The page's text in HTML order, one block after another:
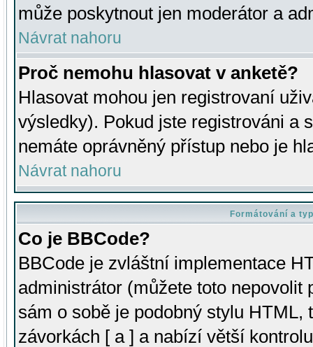
může poskytnout jen moderátor a
Návrat nahoru
Proč nemohu hlasovat v anketě?
Hlasovat mohou jen registrovaní
výsledky). Pokud jste registrováni a
nemáte oprávněný přístup nebo je
Návrat nahoru
Formátování a
Co je BBCode?
BBCode je zvláštní implementace
administrátor (můžete toto
sám o sobě je podobný stylu HTML,
závorkách [ a ] a nabízí větší